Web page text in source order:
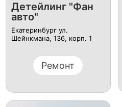
Детейлинг "Фан
авто"
Екатеринбург ул.
Шейнкмана, 136, корп. 1
Ремонт